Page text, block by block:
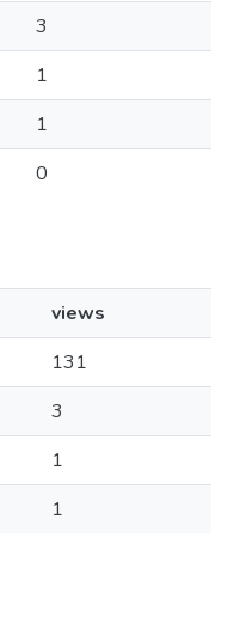
3
1
1
0
views
131
3
1
1